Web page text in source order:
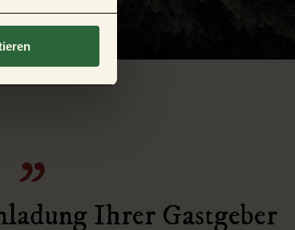
Ihrer Gastgeber